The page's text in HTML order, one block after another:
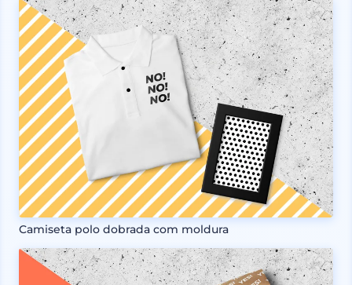
Camiseta polo dobrada com moldura